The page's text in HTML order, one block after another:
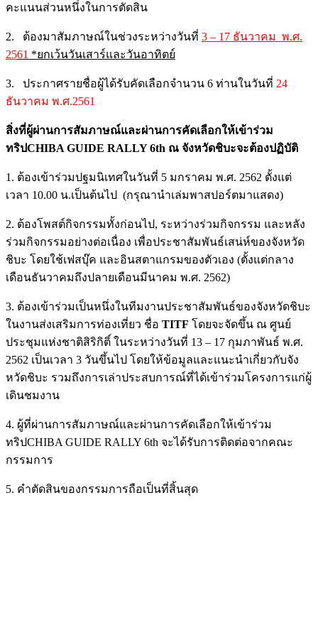
คะแนนส่วนหนึ่งในการตัดสิน
2. ต้องมาสัมภาษณ์ในช่วงระหว่างวันที่ 3 – 17 ธันวาคม พ.ศ.
2561 *ยกเว้นวันเสาร์และวันอาทิตย์
3. ประกาศรายชื่อผู้ได้รับคัดเลือกจำนวน 6 ท่านในวันที่ 24
ธันวาคม พ.ศ.2561
สิ่งที่ผู้ผ่านการสัมภาษณ์และผ่านการคัดเลือกให้เข้าร่วม
ทริปCHIBA GUIDE RALLY 6th ณ จังหวัดชิบะจะต้องปฏิบัติ
1. ต้องเข้าร่วมปฐมนิเทศในวันที่ 5 มกราคม พ.ศ. 2562 ตั้งแต่
เวลา 10.00 น.เป็นต้นไป (กรุณานำเล่มพาสปอร์ตมาแสดง)
2. ต้องโพสต์กิจกรรมทั้งก่อนไป, ระหว่างร่วมกิจกรรม และหลัง
ร่วมกิจกรรมอย่างต่อเนื่อง เพื่อประชาสัมพันธ์เสน่ห์ของจังหวัด
ชิบะ โดยใช้เฟสบุ๊ค และอินสตาแกรมของตัวเอง (ตั้งแต่กลาง
เดือนธันวาคมถึงปลายเดือนมีนาคม พ.ศ. 2562)
3. ต้องเข้าร่วมเป็นหนึ่งในทีมงานประชาสัมพันธ์ของจังหวัดชิบะ
ในงานส่งเสริมการท่องเที่ยว ชื่อ TITF โดยจะจัดขึ้น ณ ศูนย์
ประชุมแห่งชาติสิริกิติ์ ในระหว่างวันที่ 13 – 17 กุมภาพันธ์ พ.ศ.
2562 เป็นเวลา 3 วันขึ้นไป โดยให้ข้อมูลและแนะนำเกี่ยวกับจัง
หวัดชิบะ รวมถึงการเล่าประสบการณ์ที่ได้เข้าร่วมโครงการแก่ผู้
เดินชมงาน
4. ผู้ที่ผ่านการสัมภาษณ์และผ่านการคัดเลือกให้เข้าร่วม
ทริปCHIBA GUIDE RALLY 6th จะได้รับการติดต่อจากคณะ
กรรมการ
5. คำตัดสินของกรรมการถือเป็นที่สิ้นสุด